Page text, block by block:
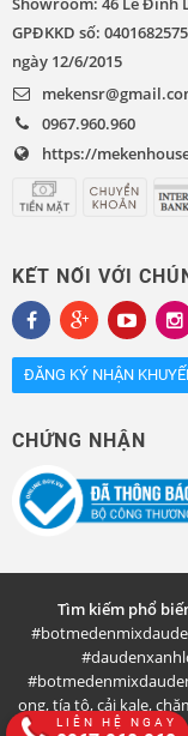
GPĐKKD số:
ngày 12/6/2015
0967.960.960
https://
KẾT NỐI VỚI
ĐĂNG KÝ NHẬN
CHỨNG NHẬN
Tìm kiếm phổ
ong,tía tô,cải kale,
chất mẹ ken,nhàu
LIÊN HỆ NGAY